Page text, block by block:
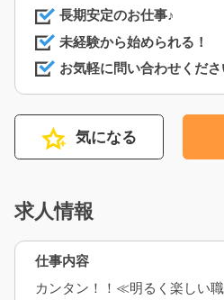
長期安定のお仕事♪
未経験から始められる！
お気軽に問い合わせくださ
気になる
求人情報
仕事内容
カンタン！！≪明るく楽しい